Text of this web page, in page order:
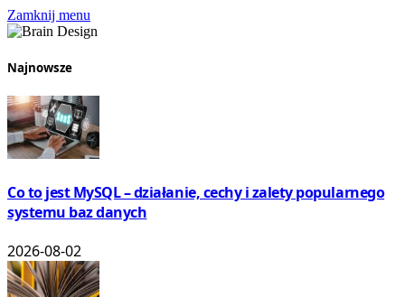
Zamknij menu
Najnowsze
Co to jest MySQL – działanie, cechy i zalety popularnego
systemu baz danych
2026-08-02